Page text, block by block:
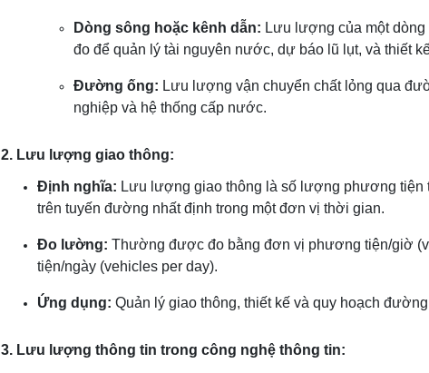
Dòng sông hoặc kênh dẫn: Lưu lượng của một
đo để quản lý tài nguyên nước, dự báo lũ lụt, và thiết
Đường ống: Lưu lượng vận chuyển chất lỏng qua
nghiệp và hệ thống cấp nước.
2. Lưu lượng giao thông:
Định nghĩa: Lưu lượng giao thông là số lượng phương tiện
trên tuyến đường nhất định trong một đơn vị thời gian.
Đo lường: Thường được đo bằng đơn vị phương tiện/giờ
tiện/ngày (vehicles per day).
Ứng dụng: Quản lý giao thông, thiết kế và quy hoạch
3. Lưu lượng thông tin trong công nghệ thông tin: